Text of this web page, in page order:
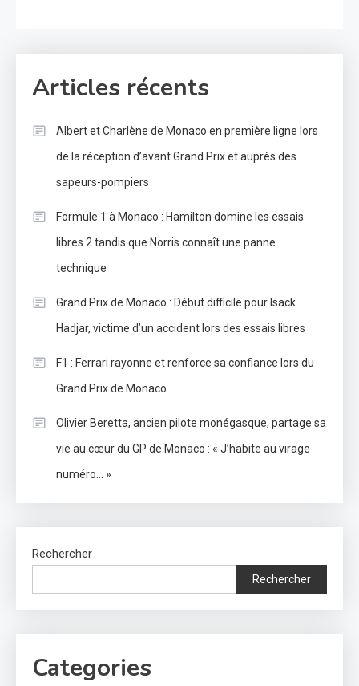
Articles récents
Albert et Charlène de Monaco en première ligne lors
de la réception d’avant Grand Prix et auprès des
sapeurs-pompiers
Formule 1 à Monaco : Hamilton domine les essais
libres 2 tandis que Norris connaît une panne
technique
Grand Prix de Monaco : Début difficile pour Isack
Hadjar, victime d’un accident lors des essais libres
F1 : Ferrari rayonne et renforce sa confiance lors du
Grand Prix de Monaco
Olivier Beretta, ancien pilote monégasque, partage sa
vie au cœur du GP de Monaco : « J’habite au virage
numéro… »
Rechercher
Rechercher
Categories